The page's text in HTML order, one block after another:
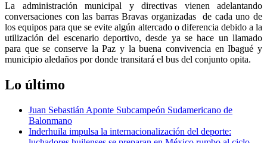
La administración municipal y directivas vienen adelantando
conversaciones con las barras Bravas organizadas de cada uno de
los equipos para que se evite algún altercado o diferencia debido a la
utilización del escenario deportivo, desde ya se hace un llamado
para que se conserve la Paz y la buena convivencia en Ibagué y
municipio aledaños por donde transitará el bus del conjunto opita.
Lo último
Juan Sebastián Aponte Subcampeón Sudamericano de
Balonmano
Inderhuila impulsa la internacionalización del deporte: